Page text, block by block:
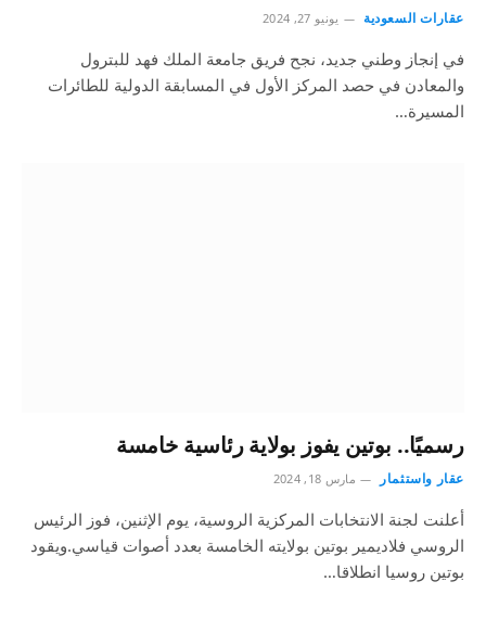
عقارات السعودية يونيو 27, 2024
في إنجاز وطني جديد، نجح فريق جامعة الملك فهد للبترول
والمعادن في حصد المركز الأول في المسابقة الدولية للطائرات
المسيرة…
رسميًا.. بوتين يفوز بولاية رئاسية خامسة
عقار واستثمار مارس 18, 2024
أعلنت لجنة الانتخابات المركزية الروسية، يوم الإثنين، فوز الرئيس
الروسي فلاديمير بوتين بولايته الخامسة بعدد أصوات قياسي.ويقود
بوتين روسيا انطلاقا…